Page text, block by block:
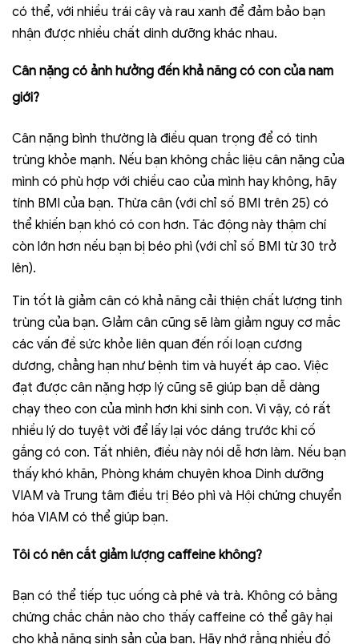
có thể, với nhiều trái cây và rau xanh để đảm bảo bạn
nhận được nhiều chất dinh dưỡng khác nhau.
Cân nặng có ảnh hưởng đến khả năng có con của nam
giới?
Cân nặng bình thường là điều quan trọng để có tinh
trùng khỏe mạnh. Nếu bạn không chắc liệu cân nặng của
mình có phù hợp với chiều cao của mình hay không, hãy
tính BMI của bạn. Thừa cân (với chỉ số BMI trên 25) có
thể khiến bạn khó có con hơn. Tác động này thậm chí
còn lớn hơn nếu bạn bị béo phì (với chỉ số BMI từ 30 trở
lên).
Tin tốt là giảm cân có khả năng cải thiện chất lượng tinh
trùng của bạn. GIảm cân cũng sẽ làm giảm nguy cơ mắc
các vấn đề sức khỏe liên quan đến rối loạn cương
dương, chẳng hạn như bệnh tim và huyết áp cao. Việc
đạt được cân nặng hợp lý cũng sẽ giúp bạn dễ dàng
chạy theo con của mình hơn khi sinh con. Vì vậy, có rất
nhiều lý do tuyệt vời để lấy lại vóc dáng trước khi cố
gắng có con. Tất nhiên, điều này nói dễ hơn làm. Nếu bạn
thấy khó khăn, Phòng khám chuyên khoa Dinh dưỡng
VIAM và Trung tâm điều trị Béo phì và Hội chứng chuyển
hóa VIAM có thể giúp bạn.
Tôi có nên cắt giảm lượng caffeine không?
Bạn có thể tiếp tục uống cà phê và trà. Không có bằng
chứng chắc chắn nào cho thấy caffeine có thể gây hại
cho khả năng sinh sản của bạn. Hãy nhớ rằng nhiều đồ